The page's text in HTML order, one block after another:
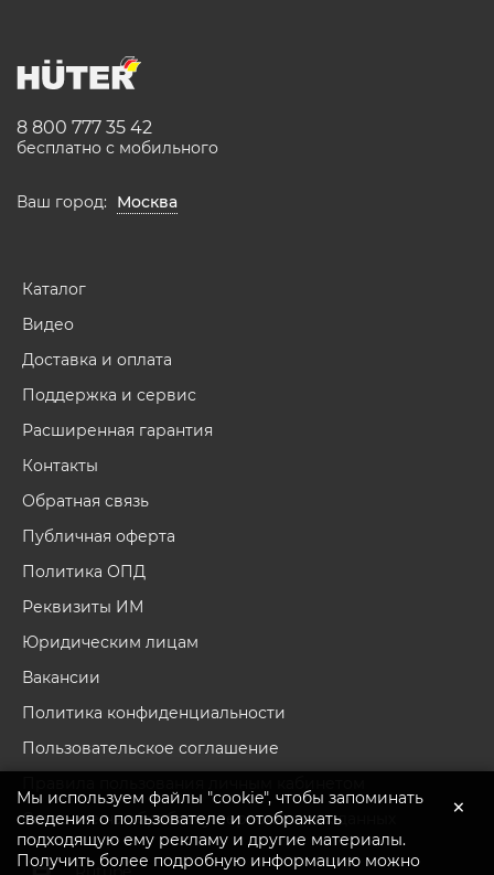
Перейти в каталог
8 800 777 35 42
бесплатно с мобильного
Ваш город: Москва
Каталог
Видео
Доставка и оплата
Поддержка и сервис
Расширенная гарантия
Контакты
Обратная связь
Публичная оферта
Политика ОПД
Реквизиты ИМ
Юридическим лицам
Вакансии
Политика конфиденциальности
Пользовательское соглашение
Согласие на обработку персональных данных
Мы используем файлы "cookie", чтобы запоминать
сведения о пользователе и отображать
подходящую ему рекламу и другие материалы.
Получить более подробную информацию можно
×